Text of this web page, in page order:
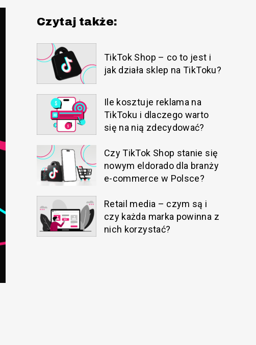
Czytaj także:
TikTok Shop – co to jest i
jak działa sklep na TikToku?
Ile kosztuje reklama na
TikToku i dlaczego warto
się na nią zdecydować?
Czy TikTok Shop stanie się
nowym eldorado dla branży
e-commerce w Polsce?
Retail media – czym są i
czy każda marka powinna z
nich korzystać?